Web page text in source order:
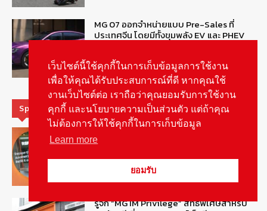
MG 07 ออกจำหน่ายแบบ Pre-Sales ที่
ประเทศจีน โดยมีทั้งขุมพลัง EV และ PHEV
Special Picks
MG ลั่นกลองรบ! เตรียมลุยชิงส่วนแบ่งตลาด
รถยนต์กลุ่มไฮบริดเพิ่มขึ้น
รายงานพิเศษ August 5, 2026
รู้จัก “MG IM Privilege” สิทธิพิเศษสำหรับ
เว็บไซต์นี้ใช้คุกกี้ในการเก็บข้อมูลการใช้งาน
เพื่อให้คุณได้รับประสบการณ์ที่ดี หากคุณใช้
งานเว็บไซต์ต่อ เราถือว่าคุณยอมรับการใช้งาน
คุกกี้ และนโยบายความเป็นส่วนตัว แต่ถ้าคุณ
ไม่ต้องการให้ใช้คุกกี้ในการเก็บข้อมูล
Learn more
ยอมรับ